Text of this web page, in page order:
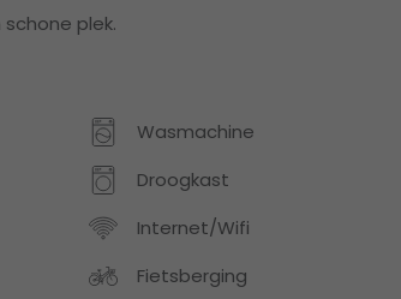
plek.
Wasmachine
Droogkast
Internet/Wifi
Fietsberging